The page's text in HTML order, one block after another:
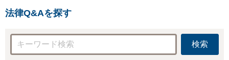
法律Q&Aを探す
検索